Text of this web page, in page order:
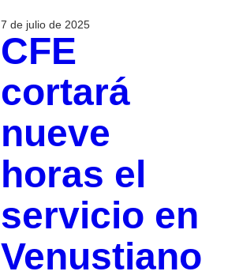
7 de julio de 2025
CFE
cortará
nueve
horas el
servicio en
Venustiano